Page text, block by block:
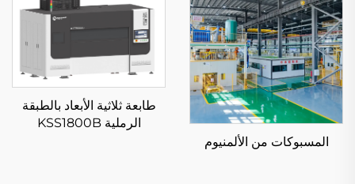
المسبوكات من الألمنيوم
طابعة ثلاثية الأبعاد بالطبقة
الرملية KSS1800B